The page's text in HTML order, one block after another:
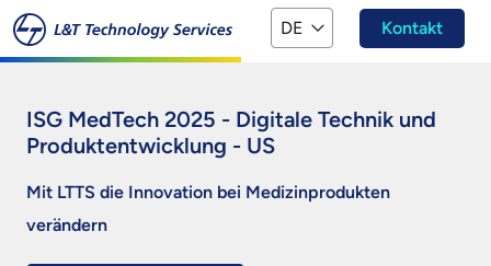
Zum Hauptinhalt springen
DE Kontakt
ISG MedTech 2025 - Digitale Technik und
Produktentwicklung - US
Mit LTTS die Innovation bei Medizinprodukten
verändern